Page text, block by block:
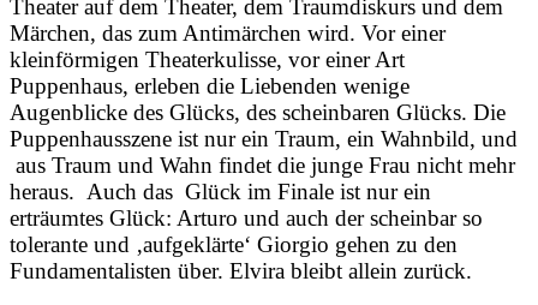
Theater auf dem Theater, dem Traumdiskurs und dem
Märchen, das zum Antimärchen wird. Vor einer
kleinförmigen Theaterkulisse, vor einer Art
Puppenhaus, erleben die Liebenden wenige
Augenblicke des Glücks, des scheinbaren Glücks. Die
Puppenhausszene ist nur ein Traum, ein Wahnbild, und
aus Traum und Wahn findet die junge Frau nicht mehr
heraus. Auch das Glück im Finale ist nur ein
erträumtes Glück: Arturo und auch der scheinbar so
tolerante und ‚aufgeklärte‘ Giorgio gehen zu den
Fundamentalisten über. Elvira bleibt allein zurück.